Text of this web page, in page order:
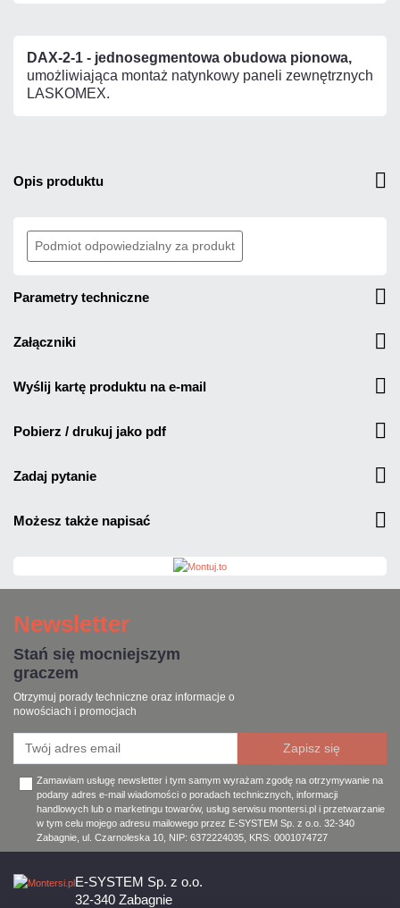
DAX-2-1 - jednosegmentowa obudowa pionowa,
umożliwiająca montaż natynkowy paneli zewnętrznych
LASKOMEX.
opis produktu
Podmiot odpowiedzialny za produkt
parametry techniczne
załączniki
wyślij kartę produktu na e-mail
pobierz / drukuj jako pdf
zadaj pytanie
możesz także napisać
Newsletter
Stań się mocniejszym
graczem
Otrzymuj porady techniczne oraz informacje o
nowościach i promocjach
Zamawiam usługę newsletter i tym samym wyrażam zgodę na otrzymywanie na
podany adres e-mail wiadomości o poradach technicznych, informacji
handlowych lub o marketingu towarów, usług serwisu montersi.pl i przetwarzanie
w tym celu mojego adresu mailowego przez E-SYSTEM Sp. z o.o. 32-340
Zabagnie, ul. Czarnoleska 10, NIP: 6372224035, KRS: 0001074727
E-SYSTEM Sp. z o.o.
32-340 Zabagnie